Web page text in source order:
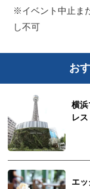
※イベント中止ま
し不可
お
横浜
レ
エ